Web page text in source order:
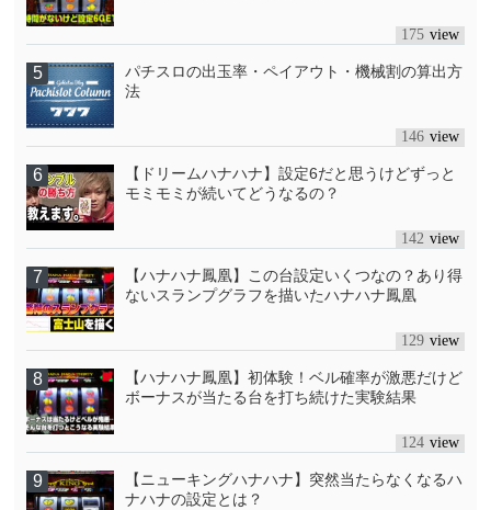
175
パチスロの出玉率・ペイアウト・機械割の算出方
法
146
【ドリームハナハナ】設定6だと思うけどずっと
モミモミが続いてどうなるの？
142
【ハナハナ鳳凰】この台設定いくつなの？あり得
ないスランプグラフを描いたハナハナ鳳凰
129
【ハナハナ鳳凰】初体験！ベル確率が激悪だけど
ボーナスが当たる台を打ち続けた実験結果
124
【ニューキングハナハナ】突然当たらなくなるハ
ナハナの設定とは？